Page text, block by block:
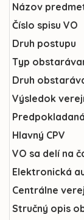
Názov
Číslo spisu VO
Druh postupu
Typ
Druh
Výsledok
Hlavný CPV
VO sa delí na
Elektronická
Centrálne
Stručný opis